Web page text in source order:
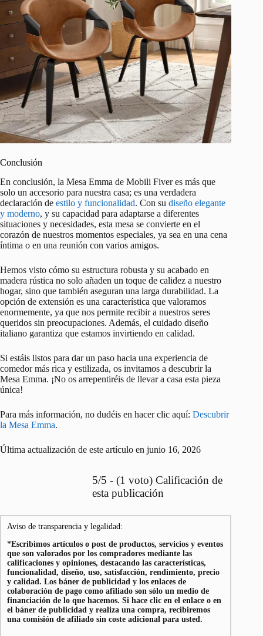
Conclusión
En conclusión, la Mesa Emma de Mobili Fiver es más que
solo un accesorio para nuestra casa; es una verdadera
declaración de estilo y funcionalidad. Con su diseño elegante
y moderno, y su capacidad para adaptarse a diferentes
situaciones y necesidades, esta mesa se convierte en el
corazón de nuestros momentos especiales, ya sea en una cena
íntima o en una reunión con varios amigos.
Hemos visto cómo su estructura robusta y su acabado en
madera rústica no solo añaden un toque de calidez a nuestro
hogar, sino que también aseguran una larga durabilidad. La
opción de extensión es una característica que valoramos
enormemente, ya que nos permite recibir a nuestros seres
queridos sin preocupaciones. Además, el cuidado diseño
italiano garantiza que estamos invirtiendo en calidad.
Si estáis listos para dar un paso hacia una experiencia de
comedor más rica y estilizada, os invitamos a descubrir la
Mesa Emma. ¡No os arrepentiréis de llevar a casa esta pieza
única!
Para más información, no dudéis en hacer clic aquí: Descubrir
la Mesa Emma.
Última actualización de este artículo en junio 16, 2026
5/5 - (1 voto) Calificación de
esta publicación
Aviso de transparencia y legalidad:
*Escribimos artículos o post de productos, servicios y eventos
que son valorados por los compradores mediante las
calificaciones y opiniones, destacando las características,
funcionalidad, diseño, uso, satisfacción, rendimiento, precio
y calidad. Los báner de publicidad y los enlaces de
colaboración de pago como afiliado son sólo un medio de
financiación de lo que hacemos. Si hace clic en el enlace o en
el báner de publicidad y realiza una compra, recibiremos
una comisión de afiliado sin coste adicional para usted.